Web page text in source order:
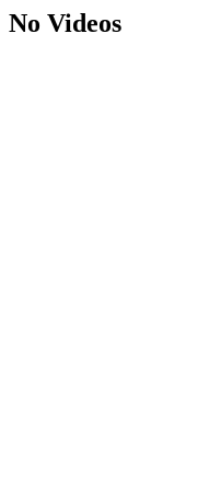
No Videos